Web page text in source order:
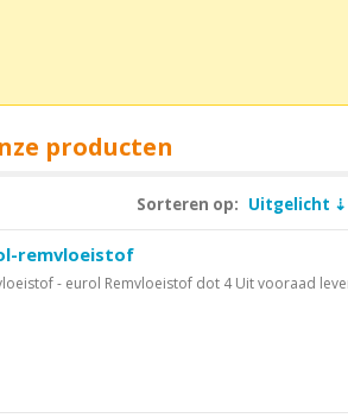
producten
Sorteren op: Uitgelicht
remvloeistof
- eurol Remvloeistof dot 4 Uit vooraad